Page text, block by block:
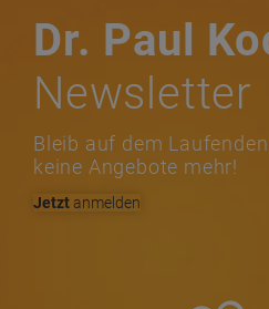
Dr. Paul
Newsletter
Bleib auf dem
keine Angebote mehr!
Jetztanmelden